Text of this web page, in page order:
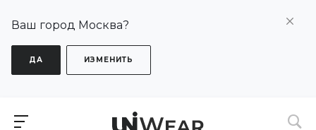
Ваш город Москва?
ДА ИЗМЕНИТЬ